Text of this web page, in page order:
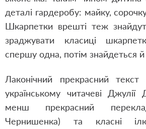
деталі гардеробу: майку,
Шкарпетки врешті теж
зраджувати класиці
спершу одна, потім знайдеться й
Лаконічний прекрасний
українському читачеві
менш прекрасний
Чернишенка) та класні